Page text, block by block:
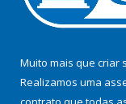
Muito mais que criar
Realizamos uma